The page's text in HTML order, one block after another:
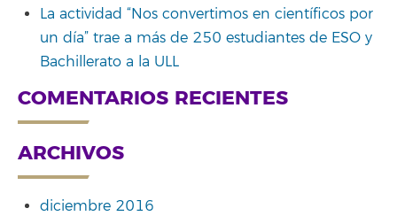
La actividad “Nos convertimos en científicos por
un día” trae a más de 250 estudiantes de ESO y
Bachillerato a la ULL
COMENTARIOS RECIENTES
ARCHIVOS
diciembre 2016